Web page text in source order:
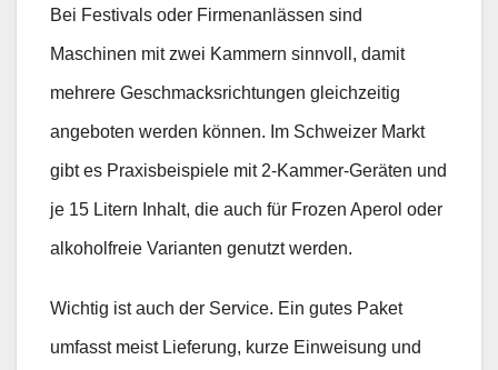
Bei Festivals oder Firmenanlässen sind
Maschinen mit zwei Kammern sinnvoll, damit
mehrere Geschmacksrichtungen gleichzeitig
angeboten werden können. Im Schweizer Markt
gibt es Praxisbeispiele mit 2-Kammer-Geräten und
je 15 Litern Inhalt, die auch für Frozen Aperol oder
alkoholfreie Varianten genutzt werden.
Wichtig ist auch der Service. Ein gutes Paket
umfasst meist Lieferung, kurze Einweisung und